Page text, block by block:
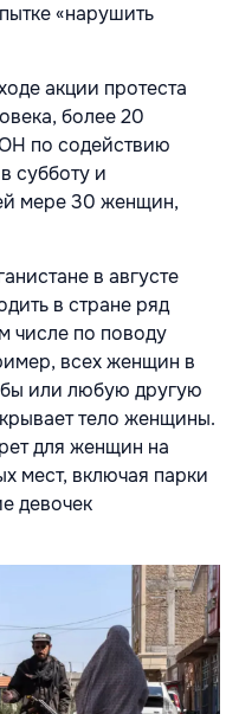
«нарушить
акции протеста
более 20
по содействию
субботу и
мере 30 женщин,
в августе
в стране ряд
числе по поводу
всех женщин в
или любую другую
тело женщины.
для женщин на
мест, включая парки
девочек